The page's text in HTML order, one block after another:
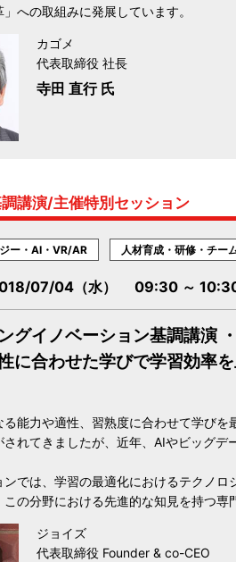
」への取組みに発展しています。
カゴメ
代表取締役 社長
寺田 直行 氏
講演/主催特別セッション
ー・AI・VR/AR 人材育成・研修・チー
07/04（水） 09:30 ～
ングイノベーション基調講演
に合わせた学びで学習効率
能力や適性、習熟度に合わせて学びを
されてきましたが、近年、AIやビッグ
ンでは、学習の最適化におけるテクノ
の分野における先進的な知見を持つ専
ジョイズ
代表取締役 Founder & co-CEO